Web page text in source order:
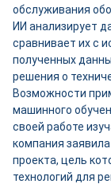
обслуживания
ИИ анализирует
сравнивает их с
полученных
решения о
Возможности
машинного
своей работе
компания
проекта, цель
технологий для